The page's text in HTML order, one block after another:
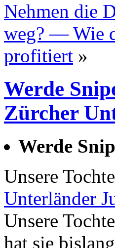
Nehmen die
weg? — Wie
profitiert »
Werde
Zürcher
Werde
Unsere
Unterländer
Unsere
hat sie